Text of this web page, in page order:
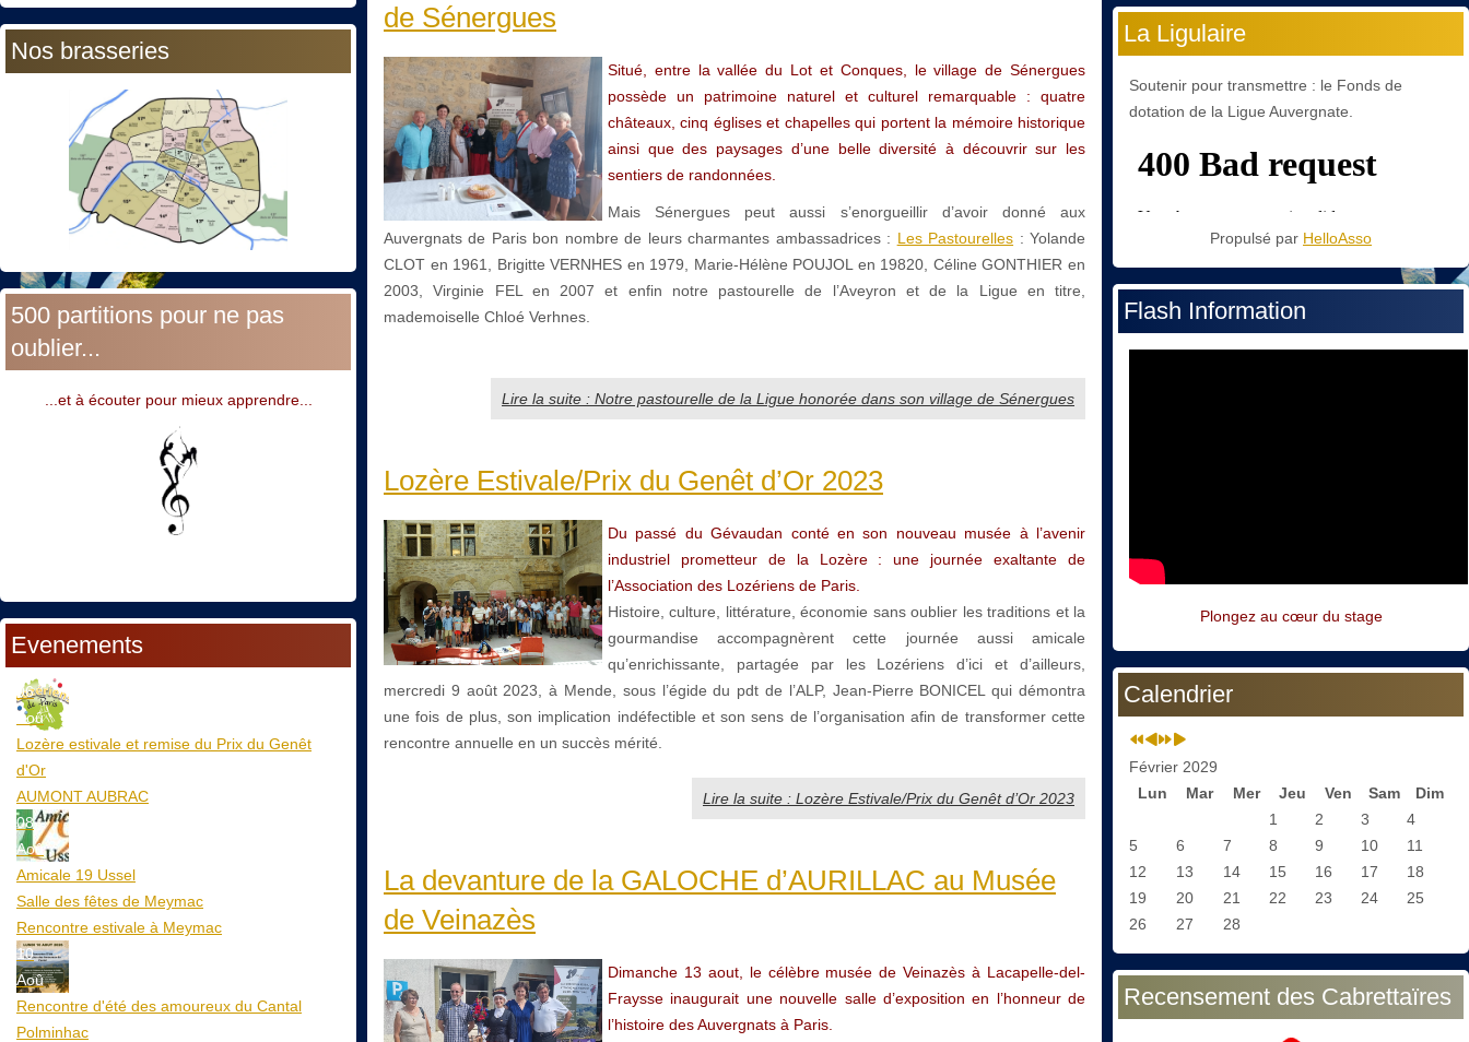
Nos brasseries
500 partitions pour ne pas
oublier...
...et à écouter pour mieux apprendre...
Evenements
06
Aoû
Lozère estivale et remise du Prix du Genêt
d'Or
AUMONT AUBRAC
08
Aoû
Amicale 19 Ussel
Salle des fêtes de Meymac
Rencontre estivale à Meymac
10
Aoû
Rencontre d'été des amoureux du Cantal
Polminhac
de Sénergues
Situé, entre la vallée du Lot et Conques, le village de Sénergues
possède un patrimoine naturel et culturel remarquable : quatre
châteaux, cinq églises et chapelles qui portent la mémoire historique
ainsi que des paysages d’une belle diversité à découvrir sur les
sentiers de randonnées.
Mais Sénergues peut aussi s’enorgueillir d’avoir donné aux
Auvergnats de Paris bon nombre de leurs charmantes ambassadrices : Les Pastourelles : Yolande
CLOT en 1961, Brigitte VERNHES en 1979, Marie-Hélène POUJOL en 19820, Céline GONTHIER en
2003, Virginie FEL en 2007 et enfin notre pastourelle de l’Aveyron et de la Ligue en titre,
mademoiselle Chloé Verhnes.
Lire la suite : Notre pastourelle de la Ligue honorée dans son village de Sénergues
Lozère Estivale/Prix du Genêt d’Or 2023
Du passé du Gévaudan conté en son nouveau musée à l’avenir
industriel prometteur de la Lozère : une journée exaltante de
l’Association des Lozériens de Paris.
Histoire, culture, littérature, économie sans oublier les traditions et la
gourmandise accompagnèrent cette journée aussi amicale
qu’enrichissante, partagée par les Lozériens d’ici et d’ailleurs,
mercredi 9 août 2023, à Mende, sous l’égide du pdt de l’ALP, Jean-Pierre BONICEL qui démontra
une fois de plus, son implication indéfectible et son sens de l’organisation afin de transformer cette
rencontre annuelle en un succès mérité.
Lire la suite : Lozère Estivale/Prix du Genêt d’Or 2023
La devanture de la GALOCHE d’AURILLAC au Musée
de Veinazès
Dimanche 13 aout, le célèbre musée de Veinazès à Lacapelle-del-
Fraysse inaugurait une nouvelle salle d’exposition en l’honneur de
l’histoire des Auvergnats à Paris.
La Ligulaire
Soutenir pour transmettre : le Fonds de
dotation de la Ligue Auvergnate.
Propulsé par HelloAsso
Flash Information
Plongez au cœur du stage
Calendrier
Février 2029
Lun
Mar Mer Jeu Ven Sam
Dim
1
2 3
4
5
6 7 8 9 10
11
12
13 14 15 16 17
18
19
20 21 22 23 24
25
26
27 28
Recensement des Cabrettaïres